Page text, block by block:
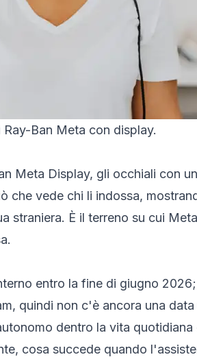
Ban Meta con display.
Meta Display, gli occhiali con
vede chi li indossa,
straniera. È il terreno su cui
entro la fine di giugno
quindi non c'è ancora una
dentro la vita
cosa succede quando